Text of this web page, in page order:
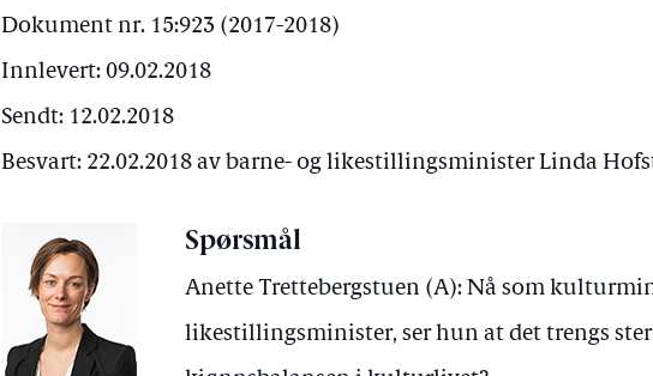
Dokument nr. 15:923 (2017-2018)
Innlevert: 09.02.2018
Sendt: 12.02.2018
Besvart: 22.02.2018 av barne- og likestillingsminister Linda
Spørsmål
Anette Trettebergstuen (A): Nå som
likestillingsminister, ser hun at det trengs